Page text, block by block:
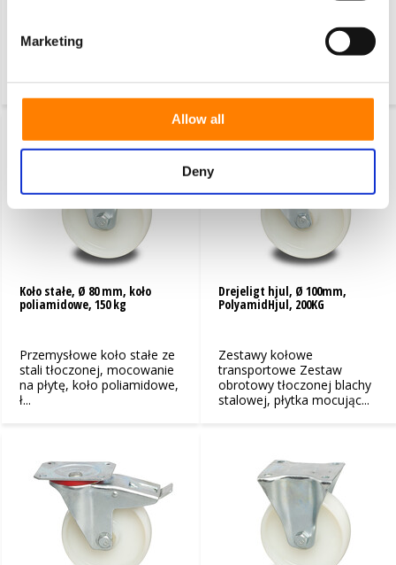
Marketing
Allow all
Deny
Przemysłowe koło
obrotowe ze stali tłoczonej,
poliamidowe, ł...
obrotowe z hamulcem, ze
płytkowe, koło po...
Koło stałe, Ø 80 mm, koło
poliamidowe, 150 kg
Przemysłowe koło stałe ze
stali tłoczonej, mocowanie
na płytę, koło poliamidowe,
ł...
Drejeligt hjul, Ø 100mm,
PolyamidHjul, 200KG
Zestawy kołowe
transportowe Zestaw
obrotowy tłoczonej blachy
stalowej, płytka mocując...